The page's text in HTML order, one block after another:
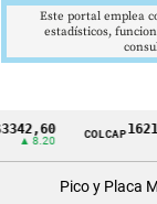
CintilloCOLCAP1621,34
Pico y Placa
Este portal emplea
estadísticos,